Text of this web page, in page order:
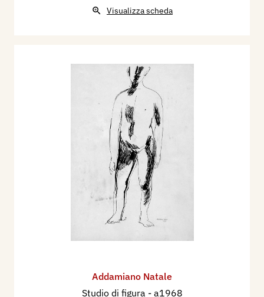
Visualizza scheda
Addamiano Natale
Studio di figura - a1968